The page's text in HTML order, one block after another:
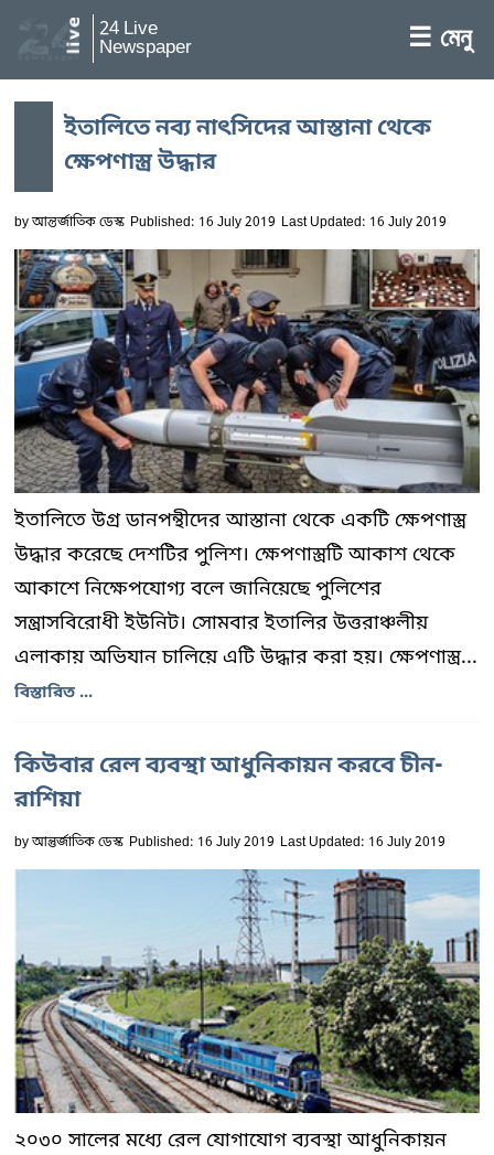
24 Live
Newspaper ☰ মেনু
ইতালিতে নব্য নাৎসিদের আস্তানা থেকে
ক্ষেপণাস্ত্র উদ্ধার
byআন্তর্জাতিক ডেস্ক Published: 16 July 2019 Last Updated: 16 July 2019
ইতালিতে উগ্র ডানপন্থীদের আস্তানা থেকে একটি ক্ষেপণাস্ত্র
উদ্ধার করেছে দেশটির পুলিশ। ক্ষেপণাস্ত্রটি আকাশ থেকে
আকাশে নিক্ষেপযোগ্য বলে জানিয়েছে পুলিশের
সন্ত্রাসবিরোধী ইউনিট। সোমবার ইতালির উত্তরাঞ্চলীয়
এলাকায় অভিযান চালিয়ে এটি উদ্ধার করা হয়। ক্ষেপণাস্ত্র...
বিস্তারিত ...
কিউবার রেল ব্যবস্থা আধুনিকায়ন করবে চীন-
রাশিয়া
byআন্তুর্জাতিক ডেস্ক Published: 16 July 2019 Last Updated: 16 July 2019
২০৩০ সালের মধ্যে রেল যোগাযোগ ব্যবস্থা আধুনিকায়ন